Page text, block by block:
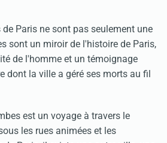
Paris ne sont pas seulement une
sont un miroir de l'histoire de Paris,
de l'homme et un témoignage
dont la ville a géré ses morts au fil
est un voyage à travers le
les rues animées et les